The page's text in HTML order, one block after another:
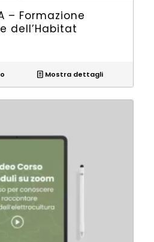
– Formazione
dell’Habitat
Mostra dettagli